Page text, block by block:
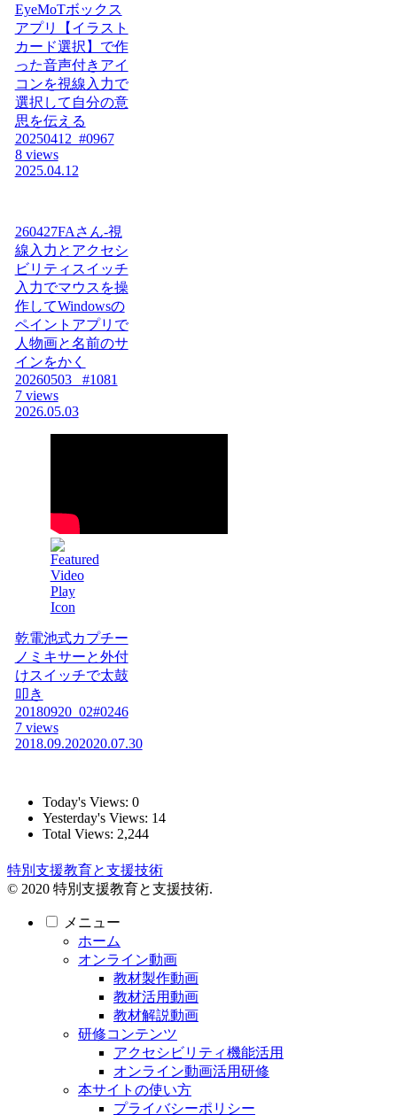
EyeMoTボックス
アプリ【イラスト
カード選択】で作
った音声付きアイ
コンを視線入力で
選択して自分の意
思を伝える
20250412_#0967
8 views
2025.04.12
260427FAさん-視
線入力とアクセシ
ビリティスイッチ
入力でマウスを操
作してWindowsの
ペイントアプリで
人物画と名前のサ
インをかく
20260503_ #1081
7 views
2026.05.03
乾電池式カプチー
ノミキサーと外付
けスイッチで太鼓
叩き
20180920_02#0246
7 views
2018.09.202020.07.30
Today's Views: 0
Yesterday's Views: 14
Total Views: 2,244
特別支援教育と支援技術
© 2020 特別支援教育と支援技術.
メニュー
ホーム
オンライン動画
教材製作動画
教材活用動画
教材解説動画
研修コンテンツ
アクセシビリティ機能活用
オンライン動画活用研修
本サイトの使い方
プライバシーポリシー